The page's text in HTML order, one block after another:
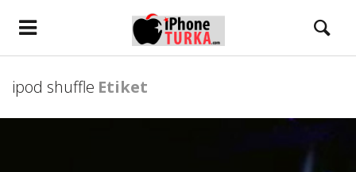
ipod shuffle Etiket